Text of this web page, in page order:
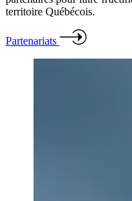
territoire Québécois.
Partenariats